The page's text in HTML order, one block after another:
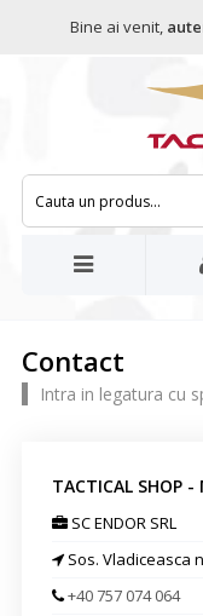
Bine ai venit,
Contact
Intra in legatura cu
TACTICAL SHOP
SC ENDOR SRL
Sos. Vladiceasca
+40 757 074 064